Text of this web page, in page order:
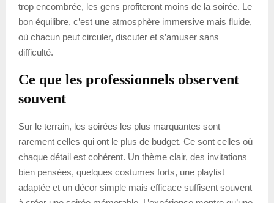
trop encombrée, les gens profiteront moins de la soirée. Le
bon équilibre, c’est une atmosphère immersive mais fluide,
où chacun peut circuler, discuter et s’amuser sans
difficulté.
Ce que les professionnels observent
souvent
Sur le terrain, les soirées les plus marquantes sont
rarement celles qui ont le plus de budget. Ce sont celles où
chaque détail est cohérent. Un thème clair, des invitations
bien pensées, quelques costumes forts, une playlist
adaptée et un décor simple mais efficace suffisent souvent